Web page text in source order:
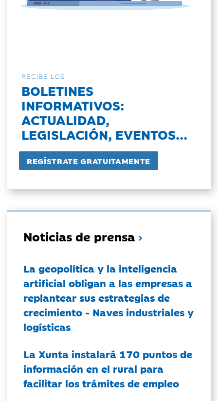
RECIBE LOS
BOLETINES
INFORMATIVOS:
ACTUALIDAD,
LEGISLACIÓN, EVENTOS...
Noticias de prensa
La geopolítica y la inteligencia
artificial obligan a las empresas a
replantear sus estrategias de
crecimiento - Naves industriales y
logísticas
La Xunta instalará 170 puntos de
información en el rural para
facilitar los trámites de empleo